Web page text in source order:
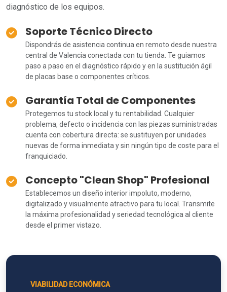
diagnóstico de los equipos.
Soporte Técnico Directo
Dispondrás de asistencia continua en remoto desde nuestra
central de Valencia conectada con tu tienda. Te guiamos
paso a paso en el diagnóstico rápido y en la sustitución ágil
de placas base o componentes críticos.
Garantía Total de Componentes
Protegemos tu stock local y tu rentabilidad. Cualquier
problema, defecto o incidencia con las piezas suministradas
cuenta con cobertura directa: se sustituyen por unidades
nuevas de forma inmediata y sin ningún tipo de coste para el
franquiciado.
Concepto "Clean Shop" Profesional
Establecemos un diseño interior impoluto, moderno,
digitalizado y visualmente atractivo para tu local. Transmite
la máxima profesionalidad y seriedad tecnológica al cliente
desde el primer vistazo.
VIABILIDAD ECONÓMICA